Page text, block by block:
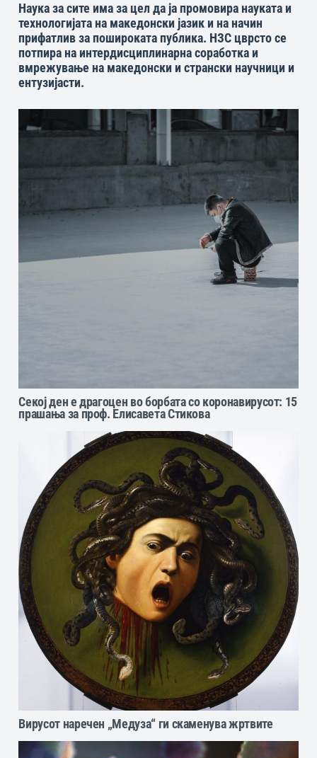
Наука за сите има за цел да ја промовира науката и
технологијата на македонски јазик и на начин
прифатлив за пошироката публика. НЗС цврсто се
потпира на интердисциплинарна соработка и
вмрежување на македонски и странски научници и
ентузијасти.
Секој ден е драгоцен во борбата со коронавирусот: 15
прашања за проф. Елисавета Стикова
Вирусот наречен „Медуза“ ги скаменува жртвите